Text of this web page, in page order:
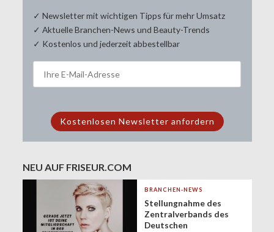
✓ Newsletter mit wichtigen Tipps für mehr Umsatz
✓ Aktuelle Branchen-News und Beauty-Trends
✓ Kostenlos und jederzeit abbestellbar
NEU AUF FRISEUR.COM
BRANCHEN-NEWS
Stellungnahme des
Zentralverbands des
Deutschen